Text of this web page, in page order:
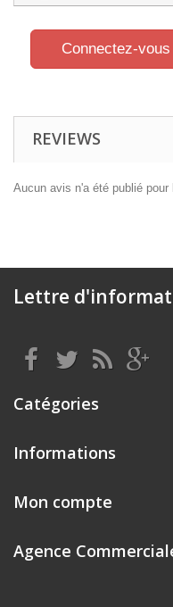
Connectez-
REVIEWS
Aucun avis n'a été publié pour
Lettre
Catégories
Informations
Mon compte
Agence